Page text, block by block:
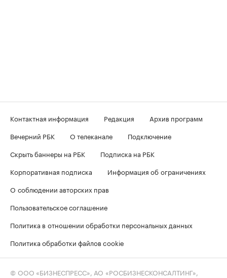
Контактная информация Редакция
Архив программ
Вечерний РБК
О телеканале
Подключение
Скрыть баннеры на РБК
Подписка на РБК
Корпоративная подписка
Информация об ограничениях
О соблюдении авторских прав
Пользовательское соглашение
Политика в отношении обработки персональных данных
Политика обработки файлов cookie
© ООО «БИЗНЕСПРЕСС», АО «РОСБИЗНЕСКОНСАЛТИНГ»,